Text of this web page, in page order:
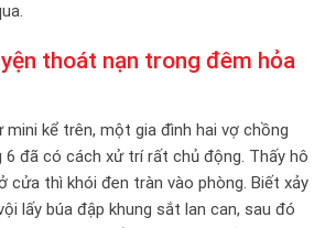
thoát nạn trong đêm hỏa
mini kể trên, một gia đình hai vợ chồng
6 đã có cách xử trí rất chủ động. Thấy hô
cửa thì khói đen tràn vào phòng. Biết xảy
lấy búa đập khung sắt lan can, sau đó